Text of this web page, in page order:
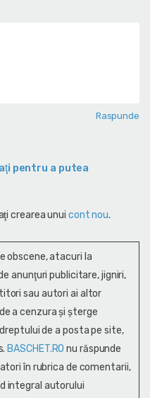
Raspunde
pentru a putea
crearea unui cont nou.
obscene, atacuri la
anunţuri publicitare, jigniri,
sau autori ai altor
a cenzura și şterge
de a posta pe site,
BASCHET.RO nu răspunde
în rubrica de comentarii,
integral autorului